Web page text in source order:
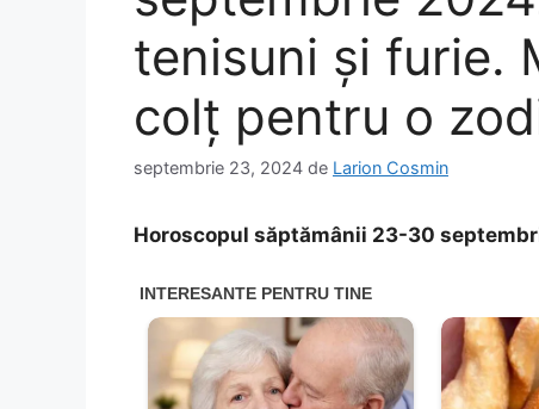
tenisuni şi furie.
colţ pentru o
septembrie 23, 2024 de Larion Cosmin
Horoscopul săptămânii 23-30